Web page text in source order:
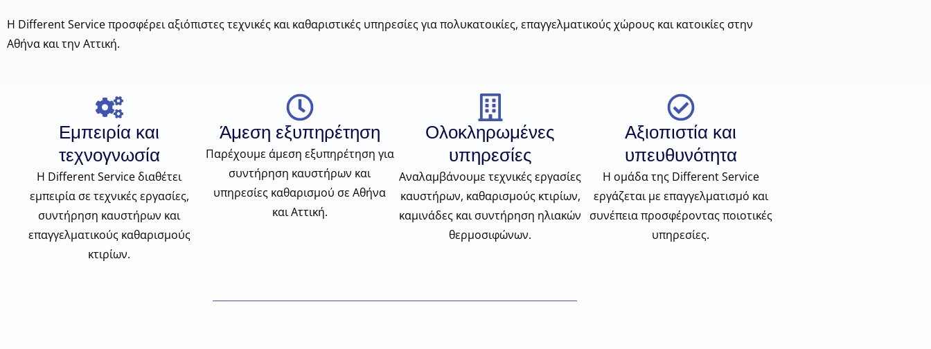
Η Different Service προσφέρει αξιόπιστες τεχνικές και καθαριστικές υπηρεσίες για πολυκατοικίες, επαγγελματικούς χώρους και κατοικίες στην
Αθήνα και την Αττική.
Εμπειρία και
τεχνογνωσία
Η Different Service διαθέτει
εμπειρία σε τεχνικές εργασίες,
συντήρηση καυστήρων και
επαγγελματικούς καθαρισμούς
κτιρίων.
Άμεση εξυπηρέτηση
Παρέχουμε άμεση εξυπηρέτηση για
συντήρηση καυστήρων και
υπηρεσίες καθαρισμού σε Αθήνα
και Αττική.
Ολοκληρωμένες
υπηρεσίες
Αναλαμβάνουμε τεχνικές εργασίες
καυστήρων, καθαρισμούς κτιρίων,
καμινάδες και συντήρηση ηλιακών
θερμοσιφώνων.
Αξιοπιστία και
υπευθυνότητα
Η ομάδα της Different Service
εργάζεται με επαγγελματισμό και
συνέπεια προσφέροντας ποιοτικές
υπηρεσίες.